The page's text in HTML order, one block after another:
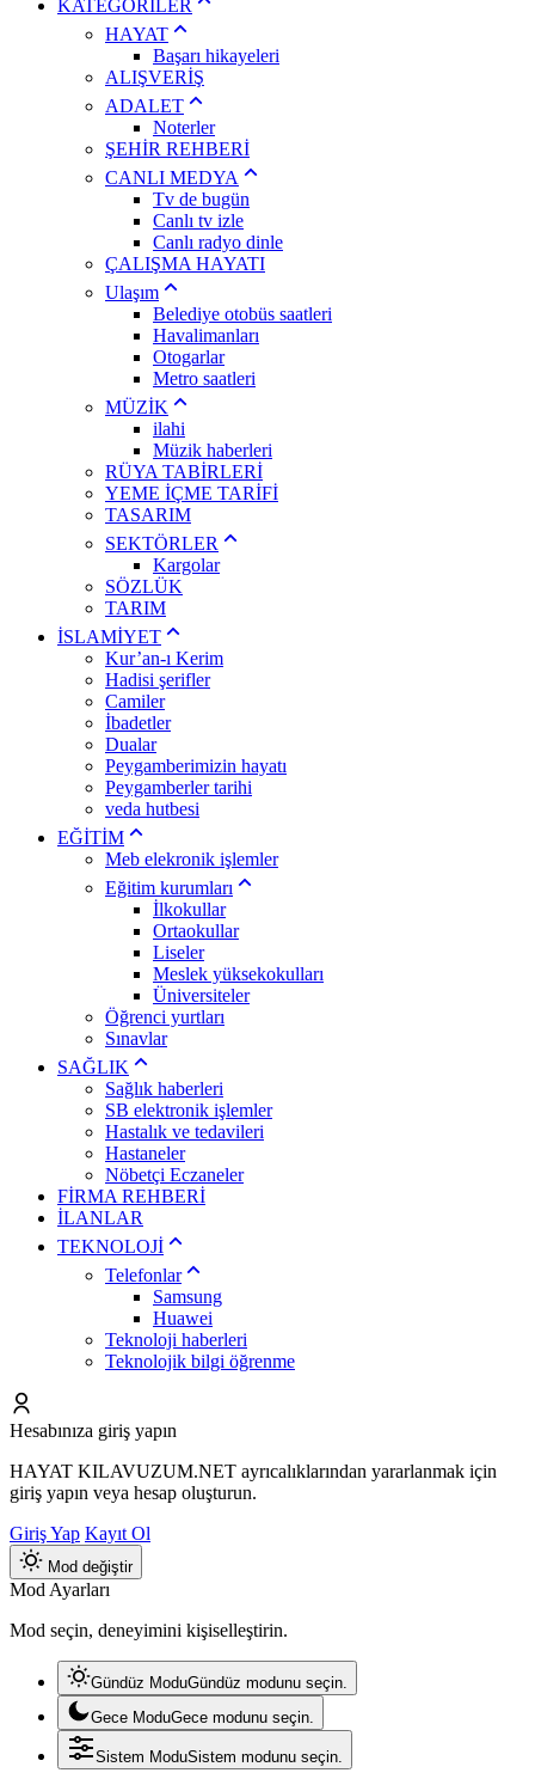
KATEGORİLER
HAYAT
Başarı hikayeleri
ALIŞVERİŞ
ADALET
Noterler
ŞEHİR REHBERİ
CANLI MEDYA
Tv de bugün
Canlı tv izle
Canlı radyo dinle
ÇALIŞMA HAYATI
Ulaşım
Belediye otobüs saatleri
Havalimanları
Otogarlar
Metro saatleri
MÜZİK
ilahi
Müzik haberleri
RÜYA TABİRLERİ
YEME İÇME TARİFİ
TASARIM
SEKTÖRLER
Kargolar
SÖZLÜK
TARIM
İSLAMİYET
Kur’an-ı Kerim
Hadisi şerifler
Camiler
İbadetler
Dualar
Peygamberimizin hayatı
Peygamberler tarihi
veda hutbesi
EĞİTİM
Meb elekronik işlemler
Eğitim kurumları
İlkokullar
Ortaokullar
Liseler
Meslek yüksekokulları
Üniversiteler
Öğrenci yurtları
Sınavlar
SAĞLIK
Sağlık haberleri
SB elektronik işlemler
Hastalık ve tedavileri
Hastaneler
Nöbetçi Eczaneler
FİRMA REHBERİ
İLANLAR
TEKNOLOJİ
Telefonlar
Samsung
Huawei
Teknoloji haberleri
Teknolojik bilgi öğrenme
Hesabınıza giriş yapın
HAYAT KILAVUZUM.NET ayrıcalıklarından yararlanmak için
giriş yapın veya hesap oluşturun.
Giriş Yap Kayıt Ol
Mod değiştir
Mod Ayarları
Mod seçin, deneyimini kişiselleştirin.
Gündüz ModuGündüz modunu seçin.
Gece ModuGece modunu seçin.
Sistem ModuSistem modunu seçin.